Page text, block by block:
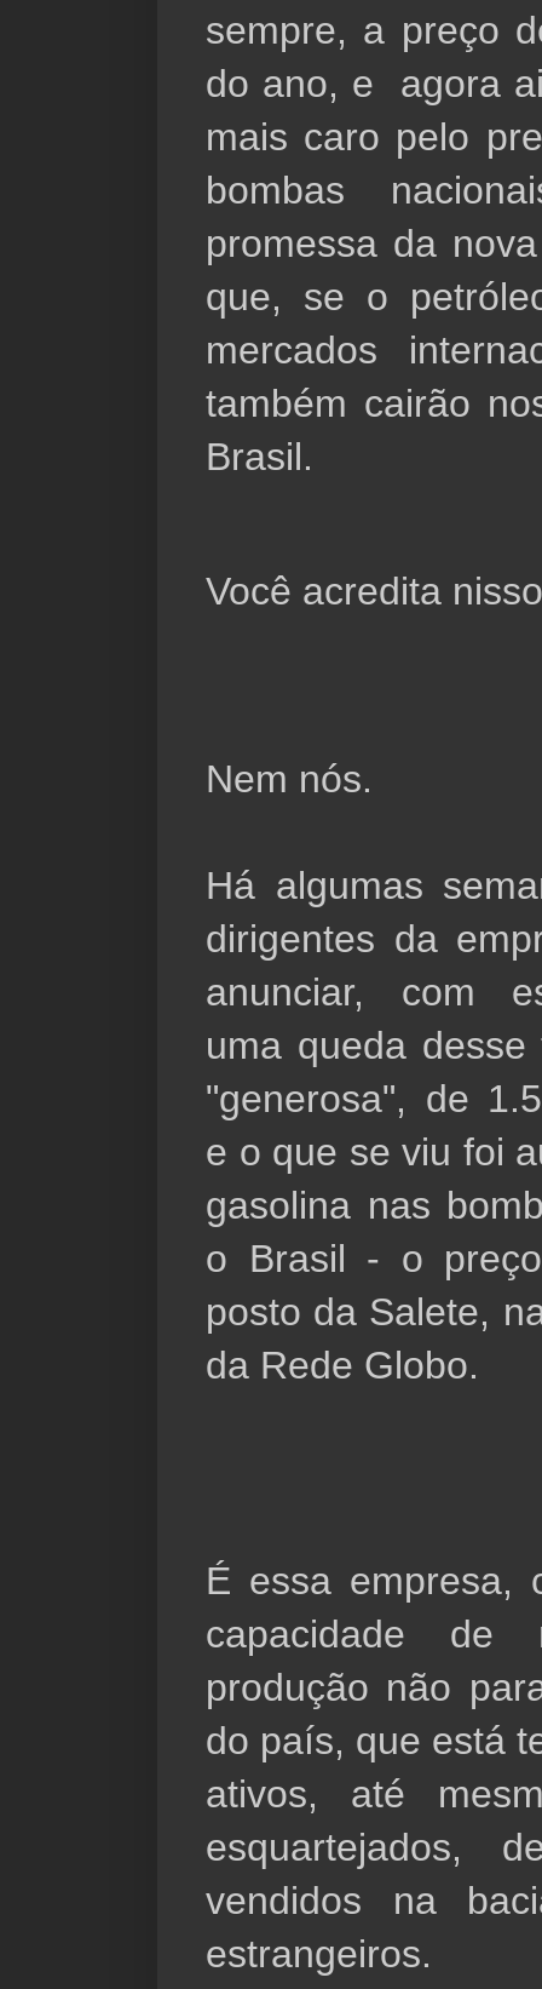
sempre, a preço
do ano, e  agora
mais caro pelo
bombas
promessa da
que, se o
mercados
também cairão
Brasil.
Você acredita
Nem nós.
Há algumas
dirigentes da
anunciar, com
uma queda
"generosa", de
e o que se viu foi
gasolina nas
o Brasil - o
posto da Salete,
da Rede Globo.
É essa empresa,
capacidade de
produção não
do país, que está
ativos, até
esquartejados,
vendidos na
estrangeiros.